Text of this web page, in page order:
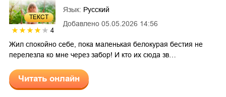
ТЕКСТ
4
Добавлено 05.05.2026 14:56
Язык: Русский
Жил спокойно себе, пока маленькая белокурая бестия не
перелезла ко мне через забор! И кто их сюда зв…
Читать онлайн